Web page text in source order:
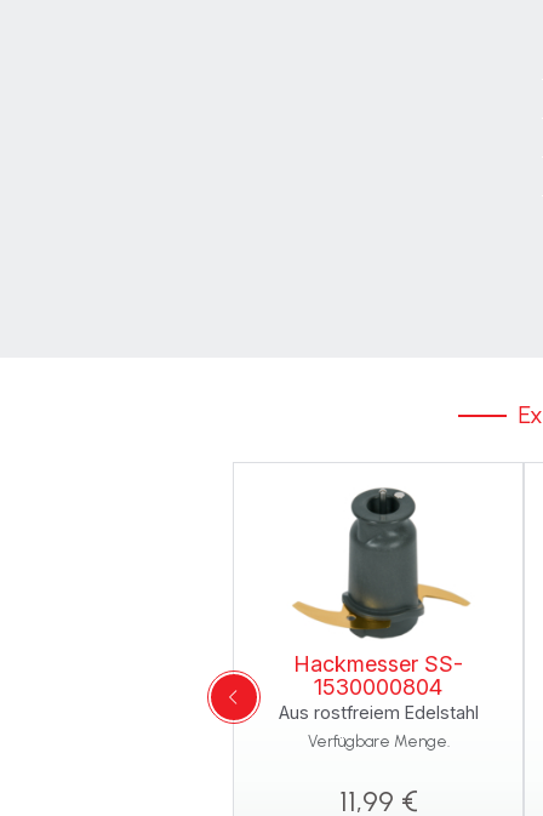
Hackmesser SS-
1530000804
Aus rostfreiem Edelstahl
Verfügbare Menge.
11,99 €